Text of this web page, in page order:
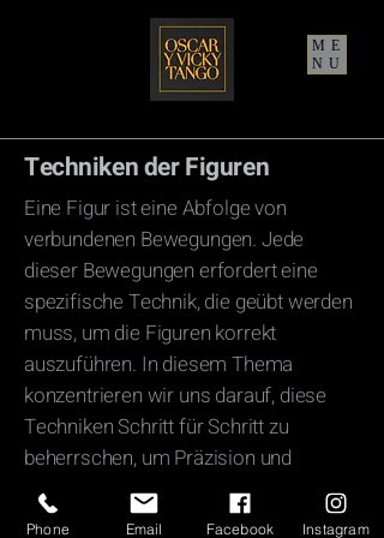
ME
NU
Techniken der Figuren
Eine Figur ist eine Abfolge von
verbundenen Bewegungen. Jede
dieser Bewegungen erfordert eine
spezifische Technik, die geübt werden
muss, um die Figuren korrekt
auszuführen. In diesem Thema
konzentrieren wir uns darauf, diese
Techniken Schritt für Schritt zu
beherrschen, um Präzision und
Selbstvertrauen zu entwickeln.
Phone Email Facebook Instagram